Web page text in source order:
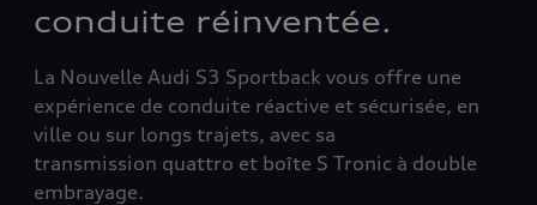
conduite réinventée.
La Nouvelle Audi S3 Sportback vous offre une
expérience de conduite réactive et sécurisée, en
ville ou sur longs trajets, avec sa
transmission quattro et boîte S Tronic à double
embrayage.